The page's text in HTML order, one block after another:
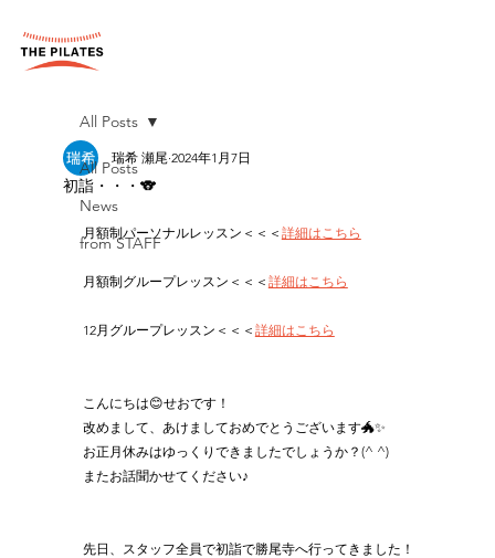
All Posts
News
from STAFF
All Posts
初詣・・・🐨
瑞希 瀬尾 2024年1月7日
月額制パーソナルレッスン＜＜＜ 詳細はこちら
月額制グループレッスン＜＜＜ 詳細はこちら
12月グループレッスン＜＜＜ 詳細はこちら
こんにちは😊せおです！
改めまして、あけましておめでとうございます🐲✨
お正月休みはゆっくりできましたでしょうか？(^ ^)
またお話聞かせてください♪
先日、スタッフ全員で初詣で勝尾寺へ行ってきました！